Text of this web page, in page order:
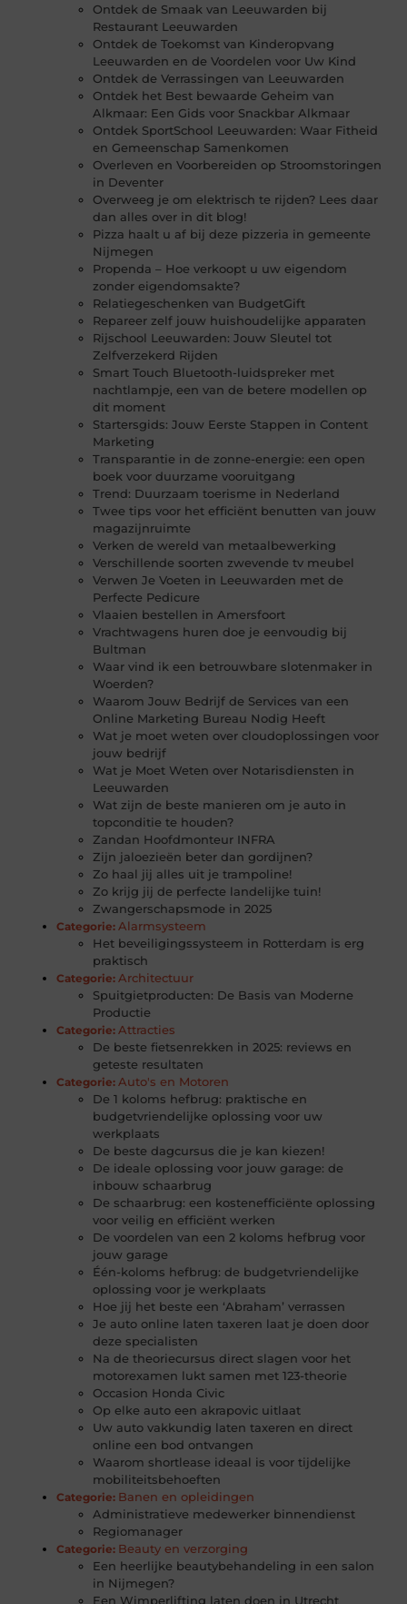
Ontdek de Smaak van Leeuwarden bij
Restaurant Leeuwarden
Ontdek de Toekomst van Kinderopvang
Leeuwarden en de Voordelen voor Uw Kind
Ontdek de Verrassingen van Leeuwarden
Ontdek het Best bewaarde Geheim van
Alkmaar: Een Gids voor Snackbar Alkmaar
Ontdek SportSchool Leeuwarden: Waar Fitheid
en Gemeenschap Samenkomen
Overleven en Voorbereiden op Stroomstoringen
in Deventer
Overweeg je om elektrisch te rijden? Lees daar
dan alles over in dit blog!
Pizza haalt u af bij deze pizzeria in gemeente
Nijmegen
Propenda – Hoe verkoopt u uw eigendom
zonder eigendomsakte?
Relatiegeschenken van BudgetGift
Repareer zelf jouw huishoudelijke apparaten
Rijschool Leeuwarden: Jouw Sleutel tot
Zelfverzekerd Rijden
Smart Touch Bluetooth-luidspreker met
nachtlampje, een van de betere modellen op
dit moment
Startersgids: Jouw Eerste Stappen in Content
Marketing
Transparantie in de zonne-energie: een open
boek voor duurzame vooruitgang
Trend: Duurzaam toerisme in Nederland
Twee tips voor het efficiënt benutten van jouw
magazijnruimte
Verken de wereld van metaalbewerking
Verschillende soorten zwevende tv meubel
Verwen Je Voeten in Leeuwarden met de
Perfecte Pedicure
Vlaaien bestellen in Amersfoort
Vrachtwagens huren doe je eenvoudig bij
Bultman
Waar vind ik een betrouwbare slotenmaker in
Woerden?
Waarom Jouw Bedrijf de Services van een
Online Marketing Bureau Nodig Heeft
Wat je moet weten over cloudoplossingen voor
jouw bedrijf
Wat je Moet Weten over Notarisdiensten in
Leeuwarden
Wat zijn de beste manieren om je auto in
topconditie te houden?
Zandan Hoofdmonteur INFRA
Zijn jaloezieën beter dan gordijnen?
Zo haal jij alles uit je trampoline!
Zo krijg jij de perfecte landelijke tuin!
Zwangerschapsmode in 2025
Categorie: Alarmsysteem
Het beveiligingssysteem in Rotterdam is erg
praktisch
Categorie: Architectuur
Spuitgietproducten: De Basis van Moderne
Productie
Categorie: Attracties
De beste fietsenrekken in 2025: reviews en
geteste resultaten
Categorie: Auto's en Motoren
De 1 koloms hefbrug: praktische en
budgetvriendelijke oplossing voor uw
werkplaats
De beste dagcursus die je kan kiezen!
De ideale oplossing voor jouw garage: de
inbouw schaarbrug
De schaarbrug: een kostenefficiënte oplossing
voor veilig en efficiënt werken
De voordelen van een 2 koloms hefbrug voor
jouw garage
Één-koloms hefbrug: de budgetvriendelijke
oplossing voor je werkplaats
Hoe jij het beste een ‘Abraham’ verrassen
Je auto online laten taxeren laat je doen door
deze specialisten
Na de theoriecursus direct slagen voor het
motorexamen lukt samen met 123-theorie
Occasion Honda Civic
Op elke auto een akrapovic uitlaat
Uw auto vakkundig laten taxeren en direct
online een bod ontvangen
Waarom shortlease ideaal is voor tijdelijke
mobiliteitsbehoeften
Categorie: Banen en opleidingen
Administratieve medewerker binnendienst
Regiomanager
Categorie: Beauty en verzorging
Een heerlijke beautybehandeling in een salon
in Nijmegen?
Een Wimperlifting laten doen in Utrecht